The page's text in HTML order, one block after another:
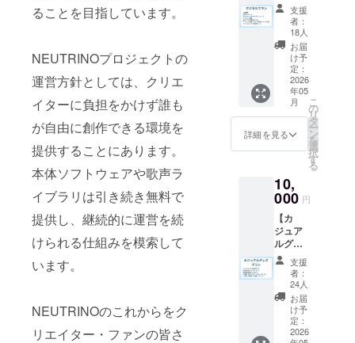
ることを目指しています。
NEUTRINOプロジェクトの
運営方針としては、クリエ
イターに負担をかけず誰も
が自由に創作できる環境を
提供することにあります。
本体ソフトウェアや歌声ラ
イブラリは引き続き無料で
提供し、継続的に運営を続
けられる仕組みを模索して
います。
NEUTRINOのこれからをク
リエイター・ファンの皆さ
の制作依頼
は一部制限
させていた
だいており
納品までの
日数は、演
時のスケ
ジュールに
よって大き
く変動いた
します。過
去事例では
プロジェク
ト開始後か
ら納品完了
までにおお
テッ
カー（6
枚セッ
ト）
・活動
報告 ・
お礼
メッ
セージ
（めろ
うさん
からの
ボイス
メッ
セージ
付き）
・クレ
掲載
（※）
・新ラ
イブラ
リ早期
アクセ
ス ・オ
リジナ
ル楽曲
（2曲）
の高音
質デジ
タル音
支援
者：
18人
お届
け予
定：
2026
年05
月
詳細を見る
こ
の
リ
タ
ー
ン
を
選
択
す
る
10,
000 円
【カ
ジュア
ルグッ
ズプラ
ン】 ・
デジタ
ルプラ
ンの内
容すべ
て ・ス
支援
者：
24人
お届
け予
定：
2026